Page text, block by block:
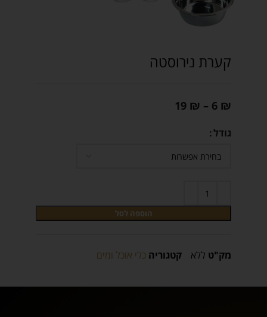
קערת נירוסטה
6 ₪
–
19 ₪
גודל
הוספה לסל
מק"ט ללא קטגוריה כלי אוכל ומים